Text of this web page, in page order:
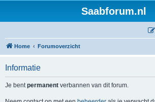
Saabforum.nl
Home Forumoverzicht
Informatie
Je bentpermanent verbannen van dit forum.